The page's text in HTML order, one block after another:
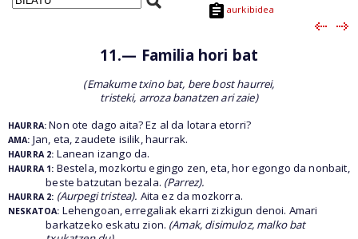
aurkibidea
11.— Familia hori bat
(Emakume txino bat, bere bost haurrei,
tristeki, arroza banatzen ari zaie)
HAURRA: Non ote dago aita? Ez al da lotara etorri?
AMA: Jan, eta, zaudete isilik, haurrak.
HAURRA 2: Lanean izango da.
HAURRA 1: Bestela, mozkortu egingo zen, eta, hor egongo da nonbait,
beste batzutan bezala. (Parrez).
HAURRA 2: (Aurpegi tristea). Aita ez da mozkorra.
NESKATOA: Lehengoan, erregaliak ekarri zizkigun denoi. Amari
barkatzeko eskatu zion. (Amak, disimuloz, malko bat